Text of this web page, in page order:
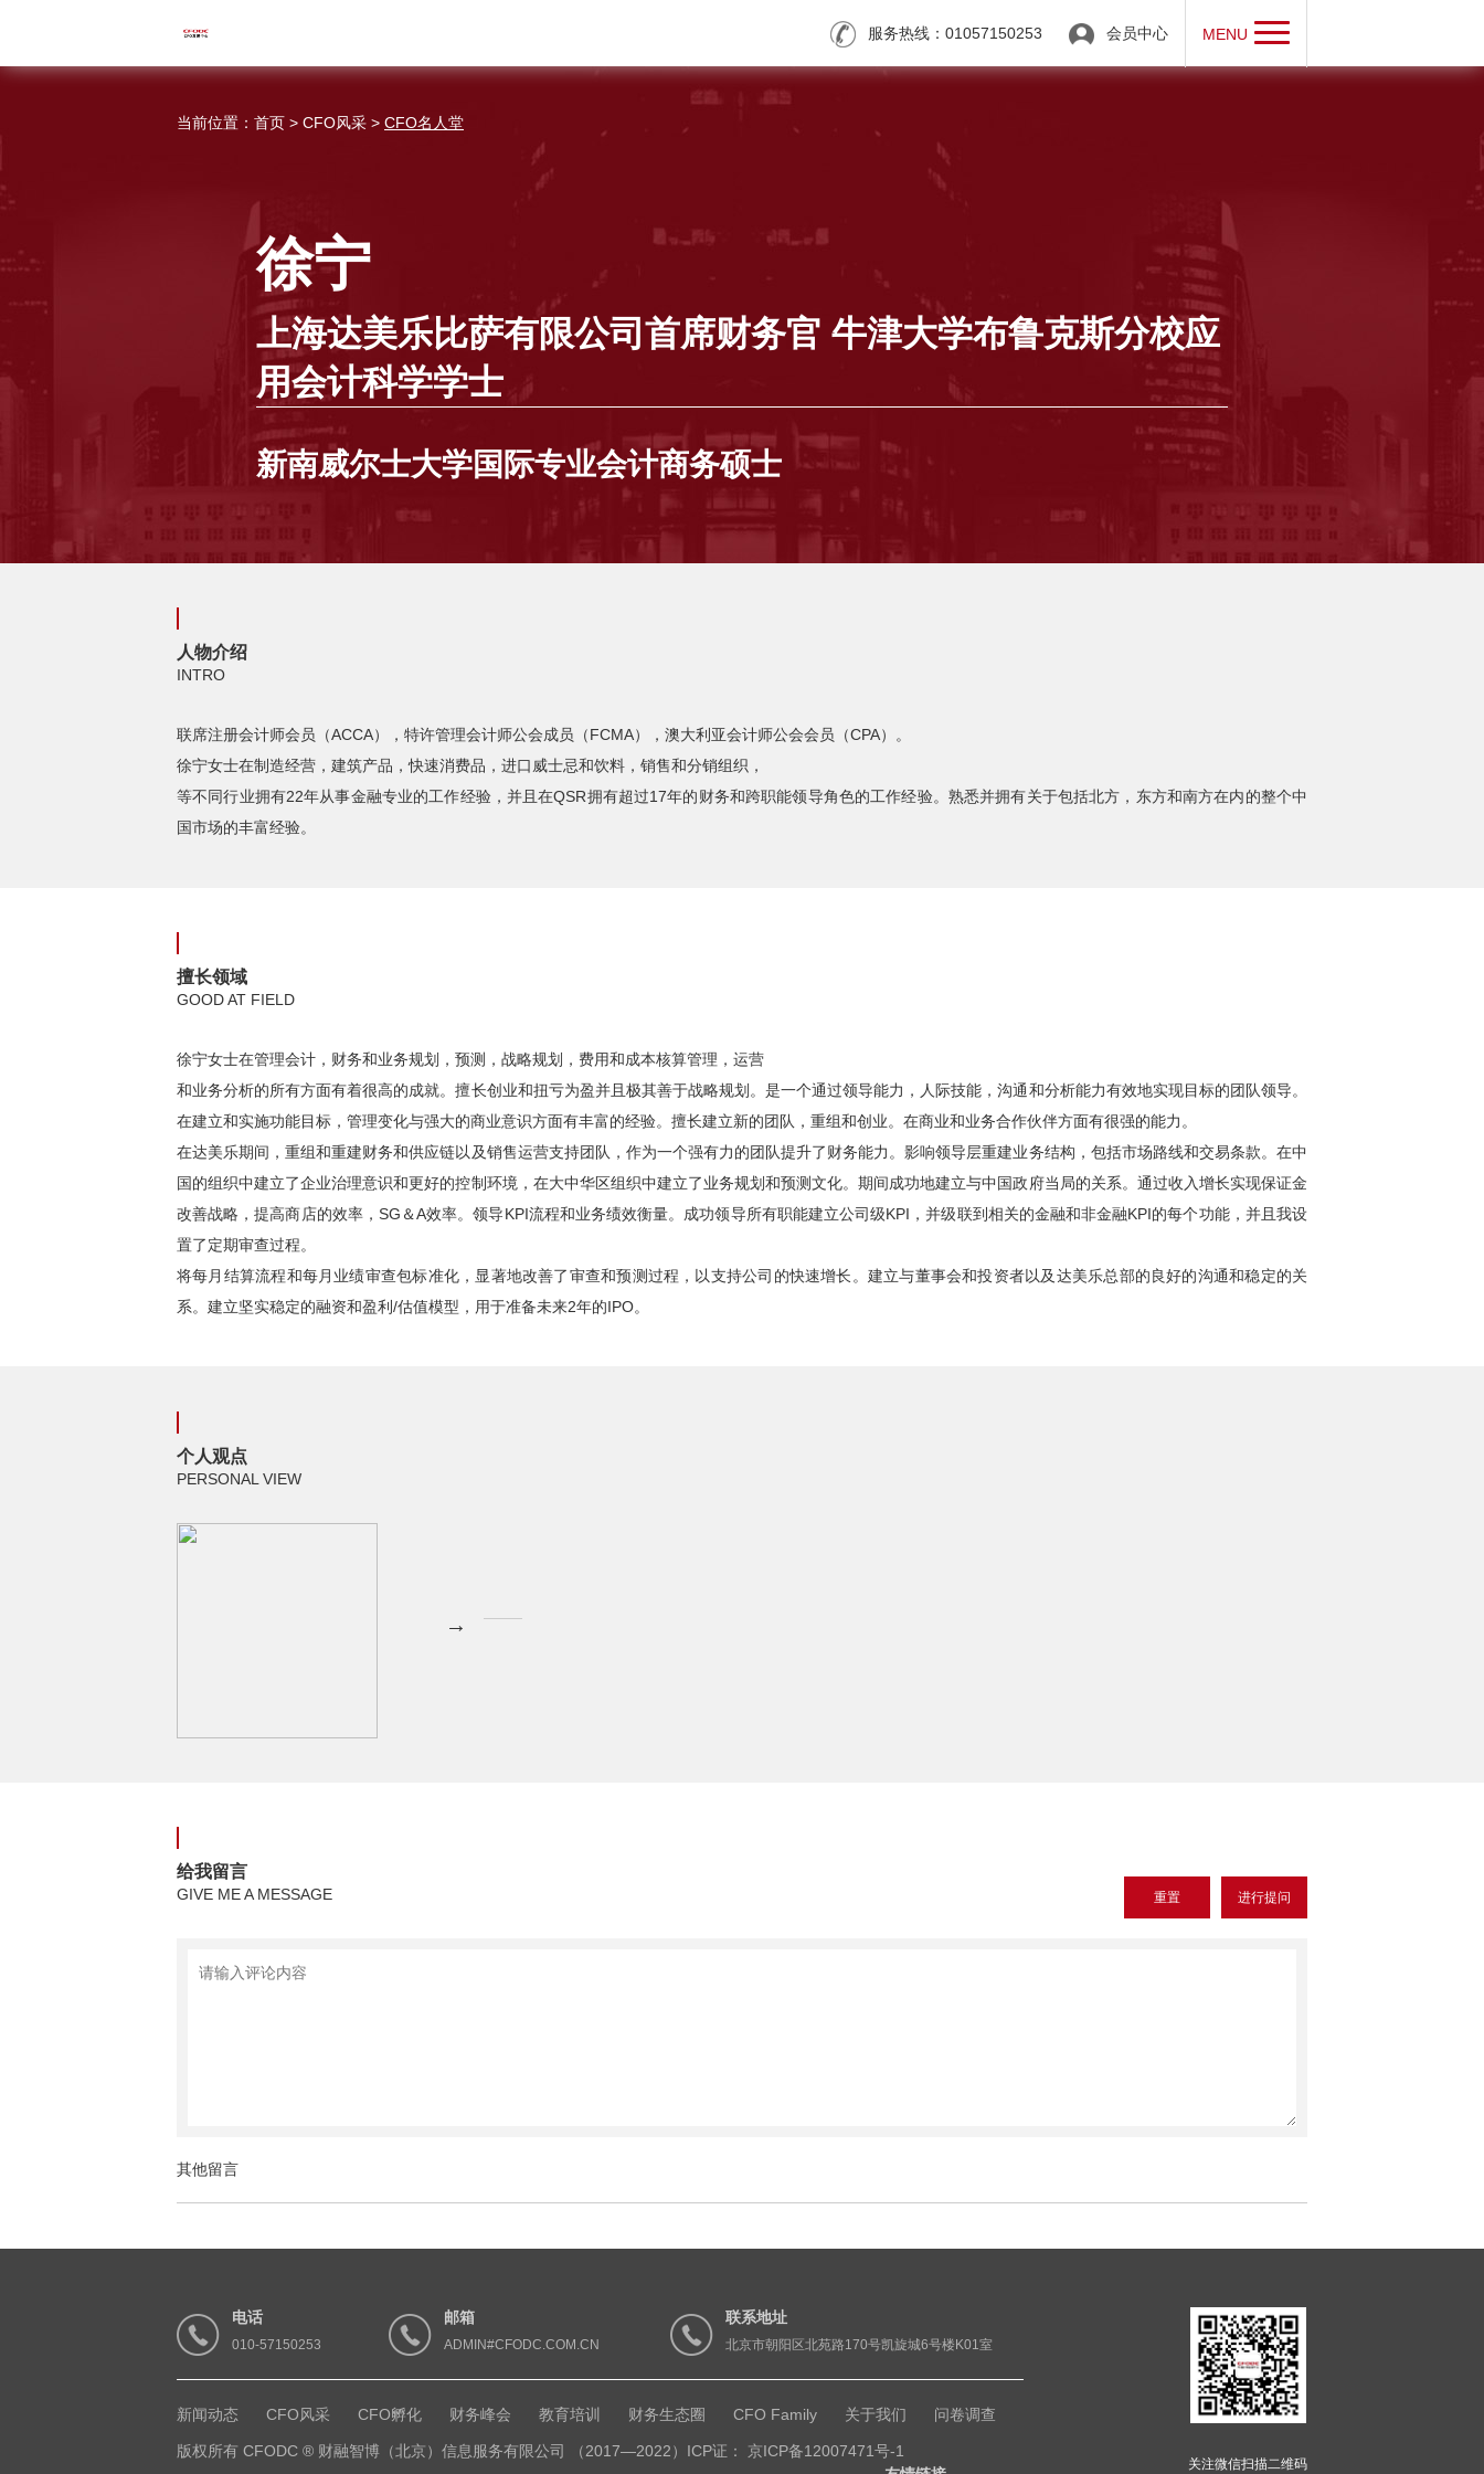
MENU
服务热线：01057150253 会员中心
当前位置： 首页 > CFO风采 > CFO名人堂
徐宁
上海达美乐比萨有限公司首席财务官 牛津大学布鲁克斯分校应
用会计科学学士
新南威尔士大学国际专业会计商务硕士
人物介绍
INTRO
联席注册会计师会员（ACCA），特许管理会计师公会成员（FCMA），澳大利亚会计师公会会员（CPA）。
徐宁女士在制造经营，建筑产品，快速消费品，进口威士忌和饮料，销售和分销组织，
等不同行业拥有22年从事金融专业的工作经验，并且在QSR拥有超过17年的财务和跨职能领导角色的工作经验。熟悉并拥有关于包括北方，东方和南方在内的整个中
国市场的丰富经验。
擅长领域
GOOD AT FIELD
徐宁女士在管理会计，财务和业务规划，预测，战略规划，费用和成本核算管理，运营
和业务分析的所有方面有着很高的成就。擅长创业和扭亏为盈并且极其善于战略规划。是一个通过领导能力，人际技能，沟通和分析能力有效地实现目标的团队领导。
在建立和实施功能目标，管理变化与强大的商业意识方面有丰富的经验。擅长建立新的团队，重组和创业。在商业和业务合作伙伴方面有很强的能力。
在达美乐期间，重组和重建财务和供应链以及销售运营支持团队，作为一个强有力的团队提升了财务能力。影响领导层重建业务结构，包括市场路线和交易条款。在中
国的组织中建立了企业治理意识和更好的控制环境，在大中华区组织中建立了业务规划和预测文化。期间成功地建立与中国政府当局的关系。通过收入增长实现保证金
改善战略，提高商店的效率，SG＆A效率。领导KPI流程和业务绩效衡量。成功领导所有职能建立公司级KPI，并级联到相关的金融和非金融KPI的每个功能，并且我设
置了定期审查过程。
将每月结算流程和每月业绩审查包标准化，显著地改善了审查和预测过程，以支持公司的快速增长。建立与董事会和投资者以及达美乐总部的良好的沟通和稳定的关
系。建立坚实稳定的融资和盈利/估值模型，用于准备未来2年的IPO。
个人观点
PERSONAL VIEW
→
给我留言
GIVE ME A MESSAGE
其他留言
电话
010-57150253
邮箱
ADMIN#CFODC.COM.CN
联系地址
北京市朝阳区北苑路170号凯旋城6号楼K01室
新闻动态 CFO风采 CFO孵化 财务峰会 教育培训 财务生态圈 CFO Family 关于我们 问卷调查
版权所有 CFODC ® 财融智博（北京）信息服务有限公司 （2017—2022）ICP证： 京ICP备12007471号-1
关注微信扫描二维码